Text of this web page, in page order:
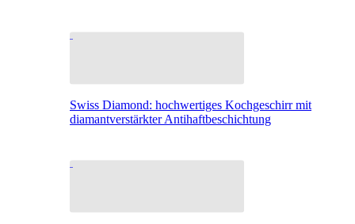
Swiss Diamond: hochwertiges Kochgeschirr mit
diamantverstärkter Antihaftbeschichtung